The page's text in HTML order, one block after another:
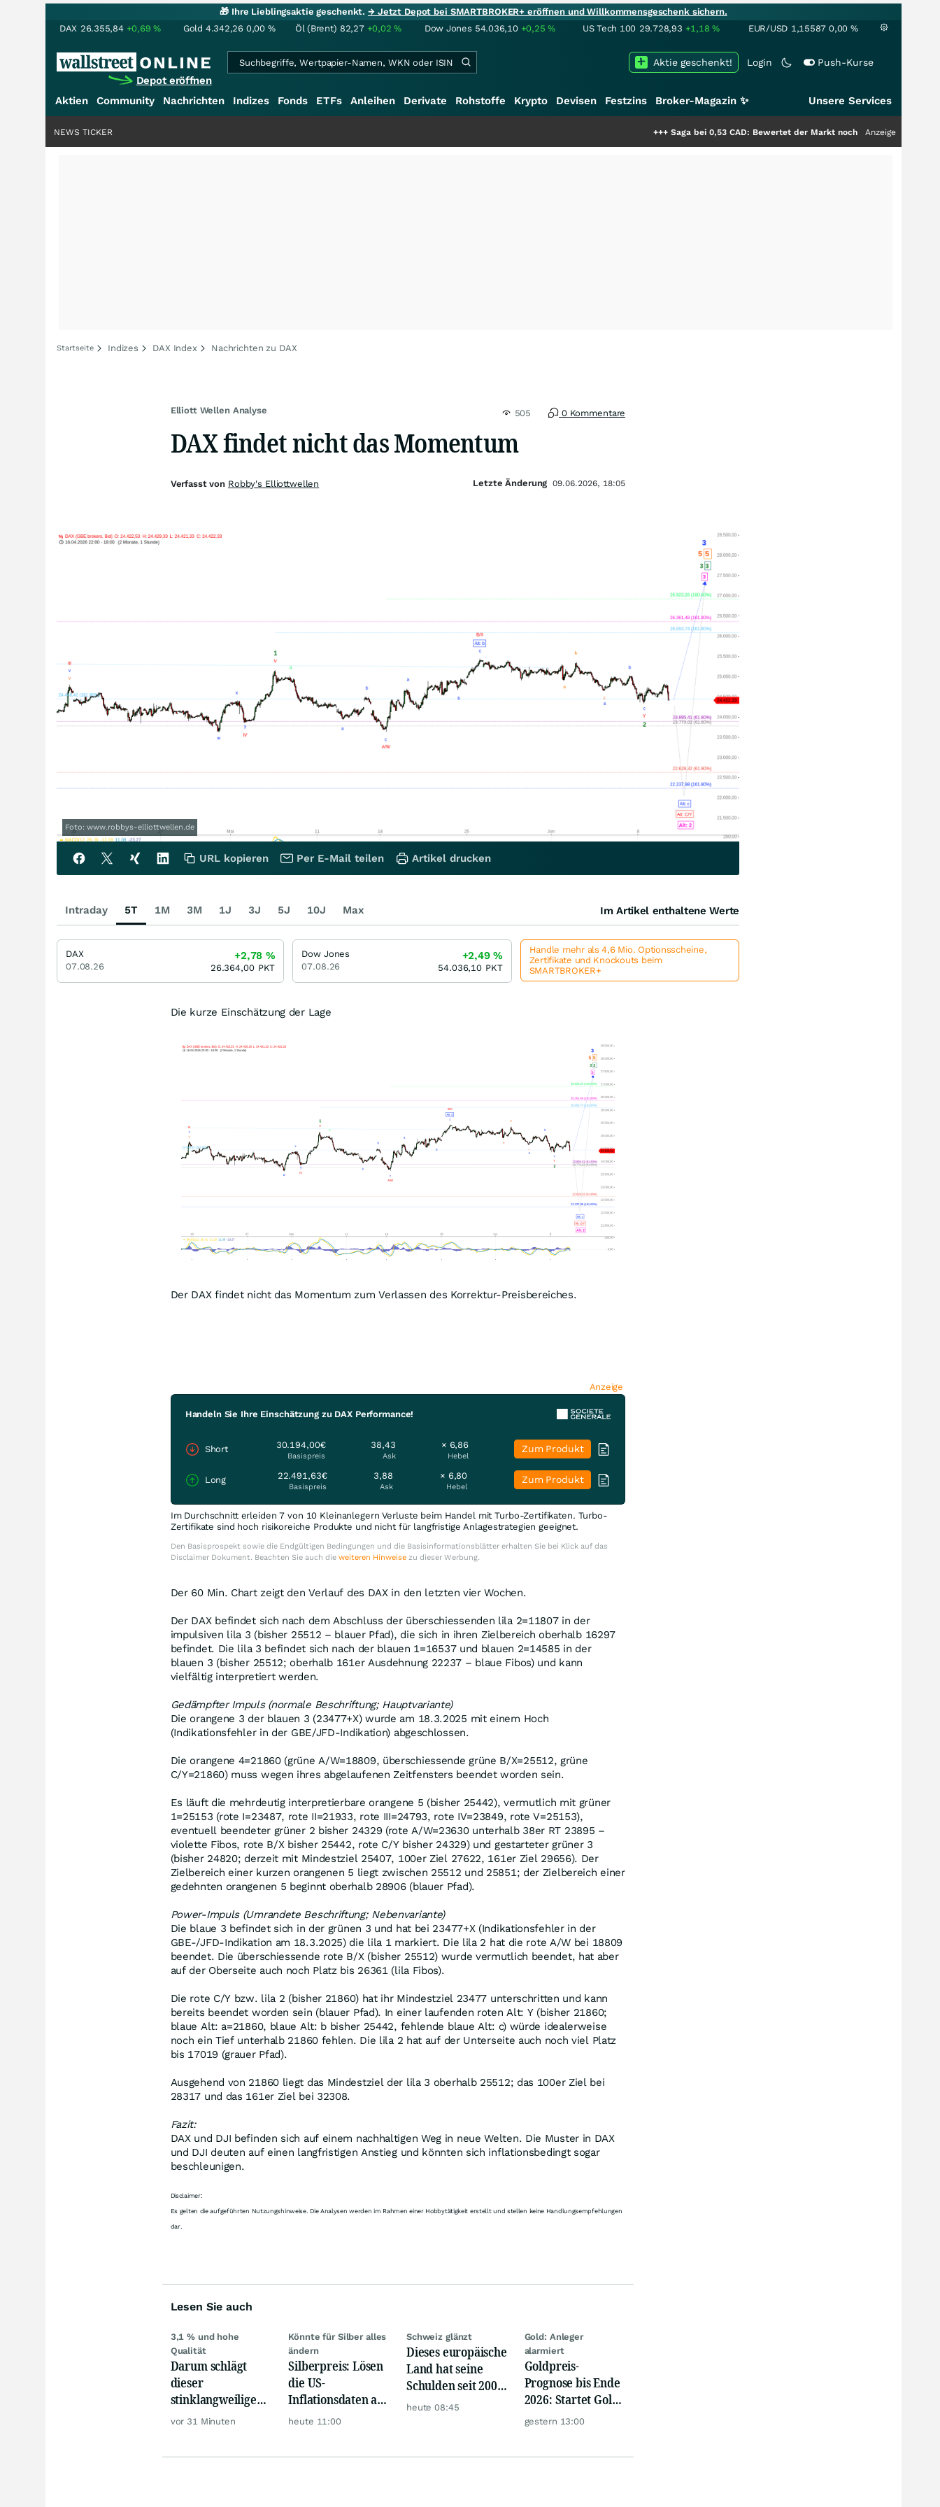
🎁 Ihre Lieblingsaktie geschenkt.→ Jetzt Depot bei SMARTBROKER+ eröffnen und Willkommensgeschenk sichern.
DAX 26.355,84 +0,69% Gold 4.342,26 0,00 % Öl (Brent) 82,27 +0,02% Dow Jones 54.036,10 +0,25% US Tech 100 29.728,93 +1,18% EUR/USD 1,15587 0,00 %
Depot eröffnen
Login Push-Kurse
Aktie geschenkt!
Aktien Community Nachrichten Indizes Fonds ETFs Anleihen Derivate Rohstoffe Krypto Devisen Festzins Broker-Magazin ✨ Unsere Services
Saga bei 0,53 CAD: Bewertet der Markt noch immer nur die Hälfte der Story?
Anzeige
NEWS TICKER
Startseite Indizes DAX Index Nachrichten zu DAX
Elliott Wellen Analyse 505 0 Kommentare
DAX findet nicht das Momentum
Foto: www.robbys-elliottwellen.de
Die kurze Einschätzung der Lage
Der DAX findet nicht das Momentum zum Verlassen des Korrektur-Preisbereiches.
Anzeige
Handeln Sie Ihre Einschätzung zu DAX Performance!
Short 30.194,00€
Basispreis
38,43
Ask
× 6,86
Hebel
Zum Produkt
Long 22.491,63€
Basispreis
3,88
Ask
× 6,80
Hebel
Zum Produkt
Im Durchschnitt erleiden 7 von 10 Kleinanlegern Verluste beim Handel mit Turbo-Zertifikaten. Turbo-
Zertifikate sind hoch risikoreiche Produkte und nicht für langfristige Anlagestrategien geeignet.
Den Basisprospekt sowie die Endgültigen Bedingungen und die Basisinformationsblätter erhalten Sie bei Klick auf das
Disclaimer Dokument. Beachten Sie auch die weiteren Hinweisezu dieser Werbung.
Der 60 Min. Chart zeigt den Verlauf des DAX in den letzten vier Wochen.
Der DAX befindet sich nach dem Abschluss der überschiessenden lila 2=11807 in der
impulsiven lila 3 (bisher 25512 – blauer Pfad), die sich in ihren Zielbereich oberhalb 16297
befindet. Die lila 3 befindet sich nach der blauen 1=16537 und blauen 2=14585 in der
blauen 3 (bisher 25512; oberhalb 161er Ausdehnung 22237 – blaue Fibos) und kann
vielfältig interpretiert werden.
Gedämpfter Impuls (normale Beschriftung; Hauptvariante)
Die orangene 3 der blauen 3 (23477+X) wurde am 18.3.2025 mit einem Hoch
(Indikationsfehler in der GBE/JFD-Indikation) abgeschlossen.
Die orangene 4=21860 (grüne A/W=18809, überschiessende grüne B/X=25512, grüne
C/Y=21860) muss wegen ihres abgelaufenen Zeitfensters beendet worden sein.
Es läuft die mehrdeutig interpretierbare orangene 5 (bisher 25442), vermutlich mit grüner
1=25153 (rote I=23487, rote II=21933, rote III=24793, rote IV=23849, rote V=25153),
eventuell beendeter grüner 2 bisher 24329 (rote A/W=23630 unterhalb 38er RT 23895 –
violette Fibos, rote B/X bisher 25442, rote C/Y bisher 24329) und gestarteter grüner 3
(bisher 24820; derzeit mit Mindestziel 25407, 100er Ziel 27622, 161er Ziel 29656). Der
Zielbereich einer kurzen orangenen 5 liegt zwischen 25512 und 25851; der Zielbereich einer
gedehnten orangenen 5 beginnt oberhalb 28906 (blauer Pfad).
Power-Impuls (Umrandete Beschriftung; Nebenvariante)
Die blaue 3 befindet sich in der grünen 3 und hat bei 23477+X (Indikationsfehler in der
GBE-/JFD-Indikation am 18.3.2025) die lila 1 markiert. Die lila 2 hat die rote A/W bei 18809
beendet. Die überschiessende rote B/X (bisher 25512) wurde vermutlich beendet, hat aber
auf der Oberseite auch noch Platz bis 26361 (lila Fibos).
Die rote C/Y bzw. lila 2 (bisher 21860) hat ihr Mindestziel 23477 unterschritten und kann
bereits beendet worden sein (blauer Pfad). In einer laufenden roten Alt: Y (bisher 21860;
blaue Alt: a=21860, blaue Alt: b bisher 25442, fehlende blaue Alt: c) würde idealerweise
noch ein Tief unterhalb 21860 fehlen. Die lila 2 hat auf der Unterseite auch noch viel Platz
bis 17019 (grauer Pfad).
Ausgehend von 21860 liegt das Mindestziel der lila 3 oberhalb 25512; das 100er Ziel bei
28317 und das 161er Ziel bei 32308.
Fazit:
DAX und DJI befinden sich auf einem nachhaltigen Weg in neue Welten. Die Muster in DAX
und DJI deuten auf einen langfristigen Anstieg und könnten sich inflationsbedingt sogar
beschleunigen.
Disclaimer:
Es gelten die aufgeführten Nutzungshinweise. Die Analysen werden im Rahmen einer Hobbytätigkeit erstellt und stellen keine Handlungsempfehlungen
dar.
Lesen Sie auch
3,1 % und hohe
Qualität
Darum schlägt
dieser
stinklangweilige
Dividenden-ETF
vor 31 Minuten
Könnte für Silber alles
ändern
Silberpreis: Lösen
die US-
Inflationsdaten am
Mittwoch eine
heute 11:00
Schweiz glänzt
Dieses europäische
Land hat seine
Schulden seit 2002
versiebenfacht
heute 08:45
Gold: Anleger
alarmiert
Goldpreis-
Prognose bis Ende
2026: Startet Gold
jetzt eine neue
gestern 13:00
Verfasst von Robby's Elliottwellen Letzte Änderung 09.06.2026, 18:05
URL kopieren Per E-Mail teilen Artikel drucken
Intraday 5T 1M 3M 1J 3J 5J 10J Max Im Artikel enthaltene Werte
DAX
07.08.26
+2,78 %
26.364,00 PKT
Dow Jones
07.08.26
+2,49 %
54.036,10 PKT
Handle mehr als 4,6 Mio. Optionsscheine,
Zertifikate und Knockouts beim
SMARTBROKER+